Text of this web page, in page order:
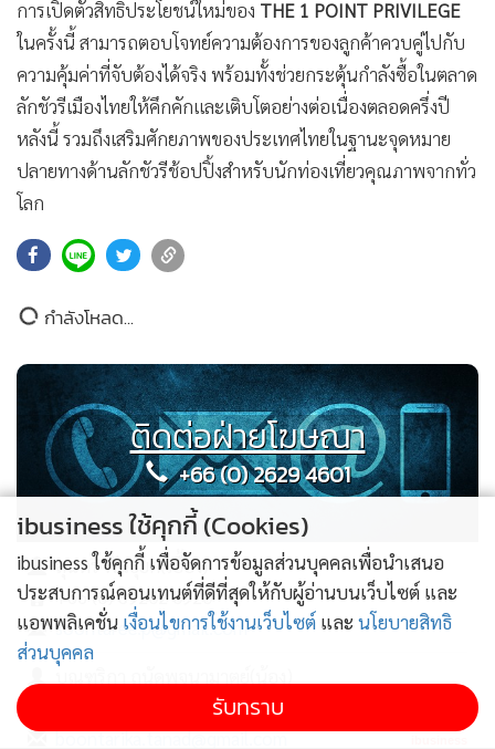
การเปิดตัวสิทธิประโยชน์ใหม่ของ THE 1 POINT PRIVILEGE
ในครั้งนี้ สามารถตอบโจทย์ความต้องการของลูกค้าควบคู่ไปกับ
ความคุ้มค่าที่จับต้องได้จริง พร้อมทั้งช่วยกระตุ้นกำลังซื้อในตลาด
ลักชัวรีเมืองไทยให้คึกคักและเติบโตอย่างต่อเนื่องตลอดครึ่งปี
หลังนี้ รวมถึงเสริมศักยภาพของประเทศไทยในฐานะจุดหมาย
ปลายทางด้านลักชัวรีช้อปปิ้งสำหรับนักท่องเที่ยวคุณภาพจากทั่ว
โลก
กำลังโหลด...
ติดต่อฝ่ายโฆษณา
+66 (0) 2629 4601
สุนทรี พันธุ์ยศ(เอื้อง)
+66 (0) 89202 0920
soontaree.p@gmail.com
บุณฑริกา ถนัดพจนามาตย์(น้อง)
boontarika.tanad@gmail.com
ibusiness ใช้คุกกี้ (Cookies)
ibusiness ใช้คุกกี้ เพื่อจัดการข้อมูลส่วนบุคคลเพื่อนำเสนอ
ประสบการณ์คอนเทนต์ที่ดีที่สุดให้กับผู้อ่านบนเว็บไซต์ และ
แอพพลิเคชั่น เงื่อนไขการใช้งานเว็บไซต์ และ นโยบายสิทธิ
ส่วนบุคคล
รับทราบ